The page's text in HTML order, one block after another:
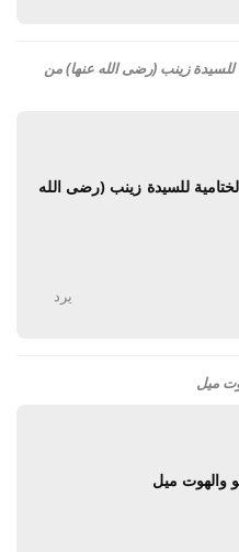
للسيدة زينب (رضى الله عنها) من
للسيدة زينب (رضى الله
يرد
ميل
والهوت ميل